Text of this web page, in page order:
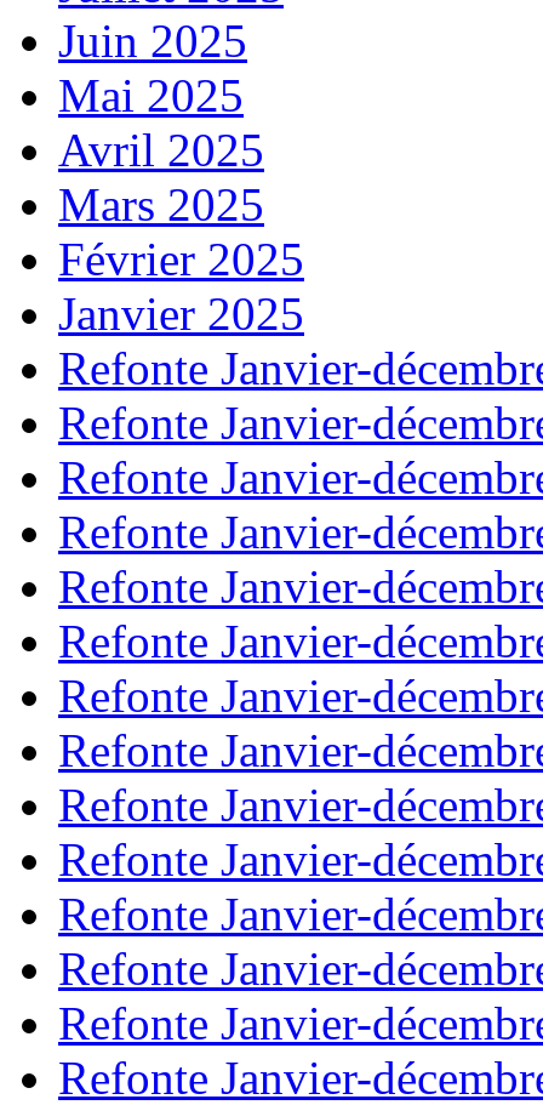
Juin 2025
Mai 2025
Avril 2025
Mars 2025
Février 2025
Janvier 2025
Refonte Janvier-
Refonte Janvier-
Refonte Janvier-
Refonte Janvier-
Refonte Janvier-
Refonte Janvier-
Refonte Janvier-
Refonte Janvier-
Refonte Janvier-
Refonte Janvier-
Refonte Janvier-
Refonte Janvier-
Refonte Janvier-
Refonte Janvier-